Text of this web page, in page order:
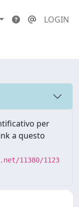
LOGIN
per
a questo
11380/1123